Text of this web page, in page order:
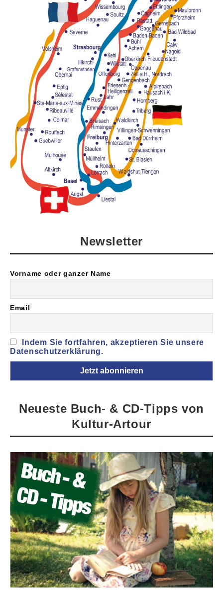
Newsletter
Vorname oder ganzer Name
Email
Indem Sie fortfahren, akzeptieren Sie unsere
Datenschutzerklärung.
Neueste Buch- & CD-Tipps von
Kultur-Artour